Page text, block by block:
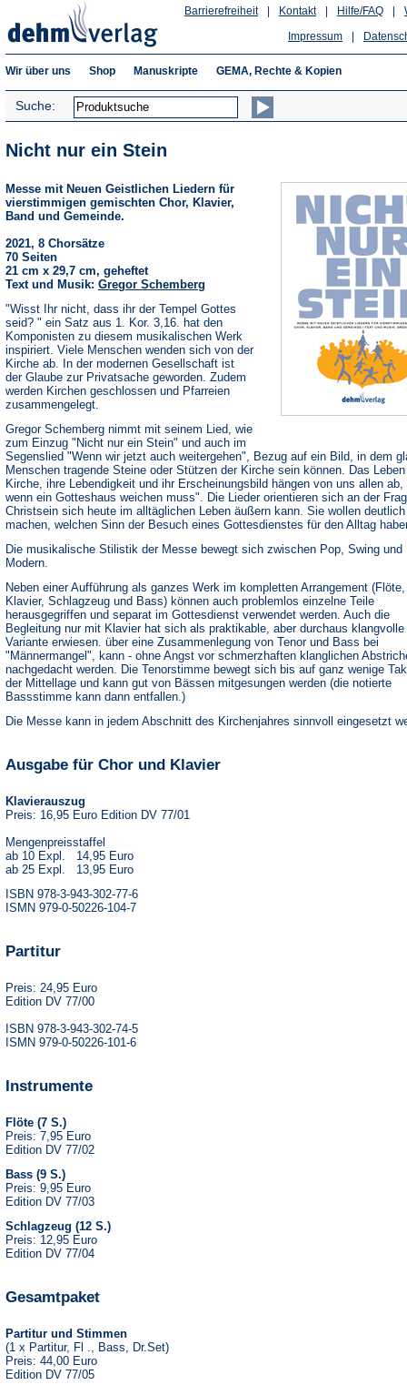
Hilfe/FAQ
Kontakt
Barrierefreiheit
Impressum
Wir über uns Shop Manuskripte GEMA, Rechte & Kopien
Suche:
Nicht nur ein Stein
Messe mit Neuen Geistlichen Liedern für
vierstimmigen gemischten Chor, Klavier,
Band und Gemeinde.
2021, 8 Chorsätze
70 Seiten
21 cm x 29,7 cm, geheftet
Text und Musik: Gregor Schemberg
"Wisst Ihr nicht, dass ihr der Tempel Gottes
seid? " ein Satz aus 1. Kor. 3,16. hat den
Komponisten zu diesem musikalischen Werk
inspiriert. Viele Menschen wenden sich von der
Kirche ab. In der modernen Gesellschaft ist
der Glaube zur Privatsache geworden. Zudem
werden Kirchen geschlossen und Pfarreien
zusammengelegt.
Gregor Schemberg nimmt mit seinem Lied, wie
zum Einzug "Nicht nur ein Stein" und auch im
Segenslied "Wenn wir jetzt auch weitergehen", Bezug auf ein Bild, in dem
Menschen tragende Steine oder Stützen der Kirche sein können. Das
Kirche, ihre Lebendigkeit und ihr Erscheinungsbild hängen von uns allen
wenn ein Gotteshaus weichen muss". Die Lieder orientieren sich an der
Christsein sich heute im alltäglichen Leben äußern kann. Sie wollen deutlich
machen, welchen Sinn der Besuch eines Gottesdienstes für den Alltag
Die musikalische Stilistik der Messe bewegt sich zwischen Pop, Swing und
Modern.
Neben einer Aufführung als ganzes Werk im kompletten Arrangement (Flöte,
Klavier, Schlagzeug und Bass) können auch problemlos einzelne Teile
herausgegriffen und separat im Gottesdienst verwendet werden. Auch die
Begleitung nur mit Klavier hat sich als praktikable, aber durchaus klangvolle
Variante erwiesen. über eine Zusammenlegung von Tenor und Bass bei
"Männermangel", kann - ohne Angst vor schmerzhaften klanglichen
nachgedacht werden. Die Tenorstimme bewegt sich bis auf ganz wenige
der Mittellage und kann gut von Bässen mitgesungen werden (die notierte
Bassstimme kann dann entfallen.)
Die Messe kann in jedem Abschnitt des Kirchenjahres sinnvoll eingesetzt
Ausgabe für Chor und Klavier
Klavierauszug
Preis: 16,95 Euro Edition DV 77/01
Mengenpreisstaffel
ab 10 Expl. 14,95 Euro
ab 25 Expl. 13,95 Euro
ISBN 978-3-943-302-77-6
ISMN 979-0-50226-104-7
Partitur
Preis: 24,95 Euro
Edition DV 77/00
ISBN 978-3-943-302-74-5
ISMN 979-0-50226-101-6
Instrumente
Flöte (7 S.)
Preis: 7,95 Euro
Edition DV 77/02
Bass (9 S.)
Preis: 9,95 Euro
Edition DV 77/03
Schlagzeug (12 S.)
Preis: 12,95 Euro
Edition DV 77/04
Gesamtpaket
Partitur und Stimmen
(1 x Partitur, Fl ., Bass, Dr.Set)
Preis: 44,00 Euro
Edition DV 77/05